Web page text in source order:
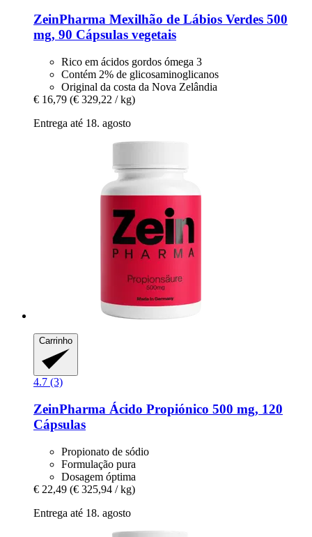
ZeinPharma Mexilhão de Lábios Verdes 500
mg, 90 Cápsulas vegetais
Rico em ácidos gordos ómega 3
Contém 2% de glicosaminoglicanos
Original da costa da Nova Zelândia
€ 16,79 (€ 329,22 / kg)
Entrega até 18. agosto
Carrinho
4.7 (3)
ZeinPharma Ácido Propiónico 500 mg, 120
Cápsulas
Propionato de sódio
Formulação pura
Dosagem óptima
€ 22,49 (€ 325,94 / kg)
Entrega até 18. agosto